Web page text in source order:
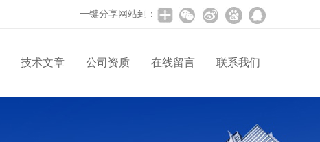
一键分享网站到：
技术文章 公司资质 在线留言 联系我们